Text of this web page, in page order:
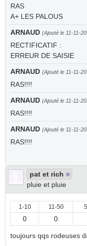
RAS
A+ LES PALOUS
ARNAUD (Ajouté le 11-11-
RECTIFICATIF :
ERREUR DE SAISIE
ARNAUD (Ajouté le 11-11-
RAS!!!!
ARNAUD (Ajouté le 11-11-
RAS!!!!
ARNAUD (Ajouté le 11-11-
RAS!!!!
pat et rich
pluie et pluie
1-10 11-50
0 0
toujours qqs rodeuses